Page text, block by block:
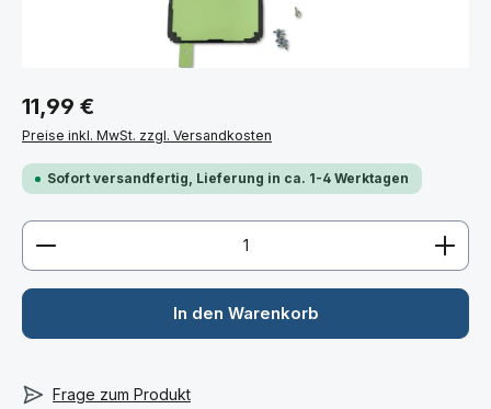
11,99 €
Preise inkl. MwSt. zzgl. Versandkosten
Sofort versandfertig, Lieferung in ca. 1-4 Werktagen
Produkt Anzahl: Gib den gewünschten Wert ein
In den Warenkorb
Frage zum Produkt